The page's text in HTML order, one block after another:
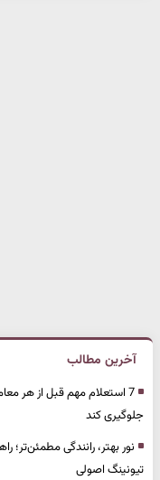
آخرین مطالب
7 استعلام مهم قبل از هر
جلوگیری کند
نور بهتر، رانندگی مطمئن‌تر؛
تیونینگ اصولی